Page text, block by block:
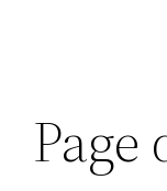
Page